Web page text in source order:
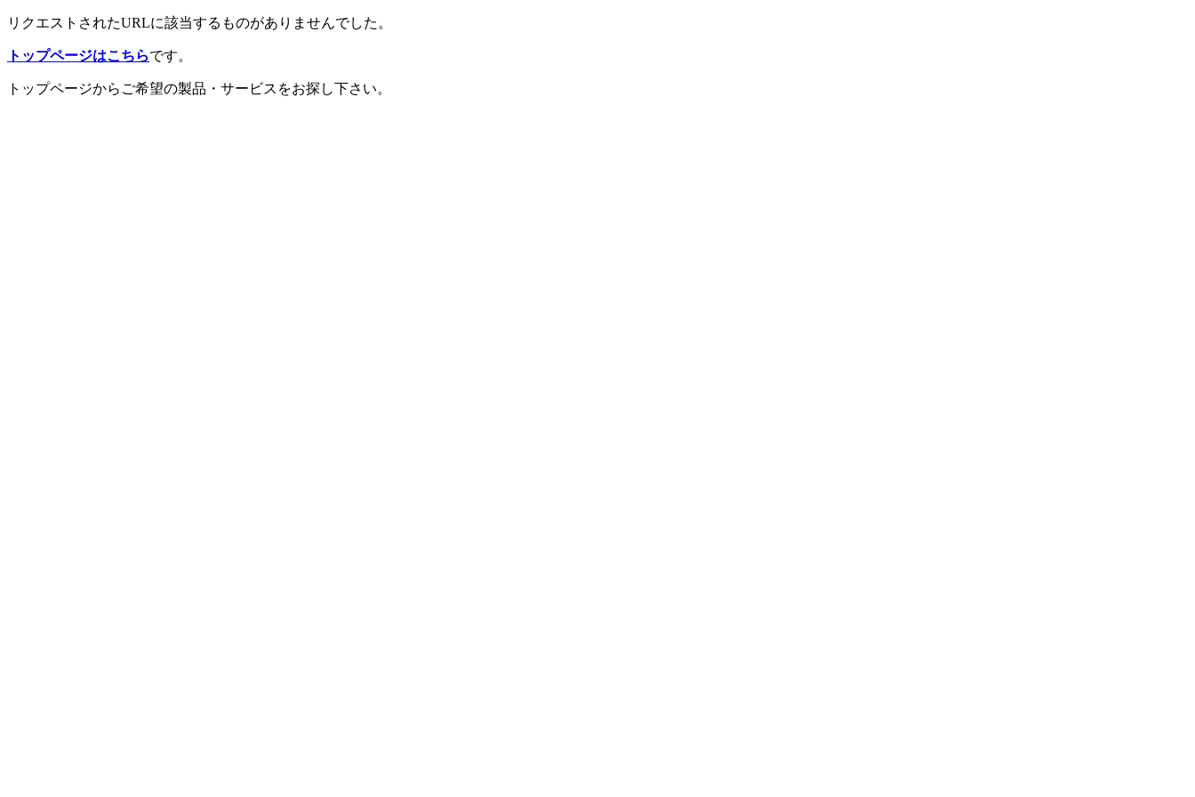
リクエストされたURLに該当するものがありませんでした。
トップページはこちらです。
トップページからご希望の製品・サービスをお探し下さい。